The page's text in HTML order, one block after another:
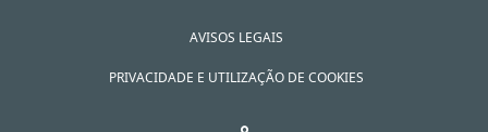
AVISOS LEGAIS
PRIVACIDADE E UTILIZAÇÃO DE COOKIES